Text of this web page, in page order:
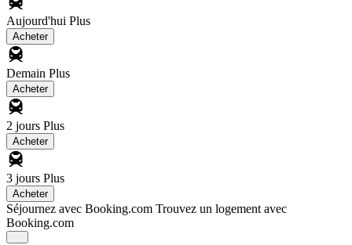
Aujourd'hui Plus
Acheter
Demain Plus
Acheter
2 jours Plus
Acheter
3 jours Plus
Acheter
Séjournez avec Booking.com Trouvez un logement avec
Booking.com